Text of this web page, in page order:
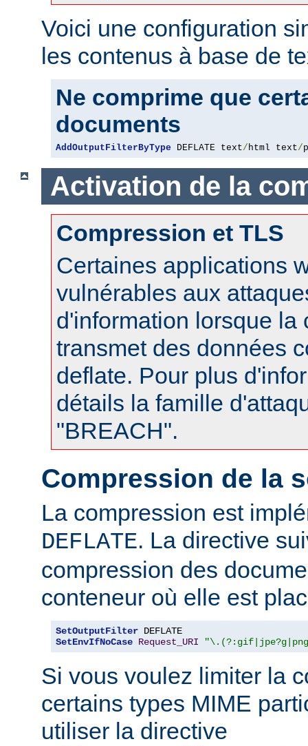
Voici une configuration
les contenus à base de
Ne comprime que
documents
AddOutputFilterByType DEFLATE text/html text/
Activation de la
Compression et TLS
Certaines applications
vulnérables aux
d'information lorsque la
transmet des données
deflate. Pour plus
détails la famille
"BREACH".
Compression de la
La compression est
DEFLATE. La directive
compression des
conteneur où elle est
SetOutputFilter
SetEnvIfNoCase Request_URI
Si vous voulez limiter la
certains types MIME
utiliser la directive